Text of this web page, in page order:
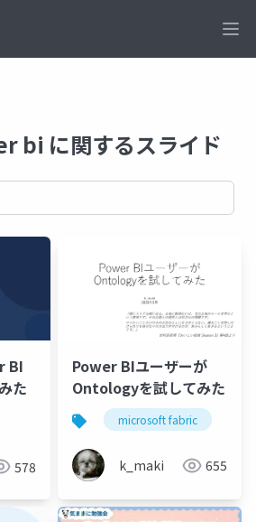
bi に関するスライド
BI
た
578
Power BIユーザーが
Ontologyを試してみた
microsoft fabric
k_maki 655